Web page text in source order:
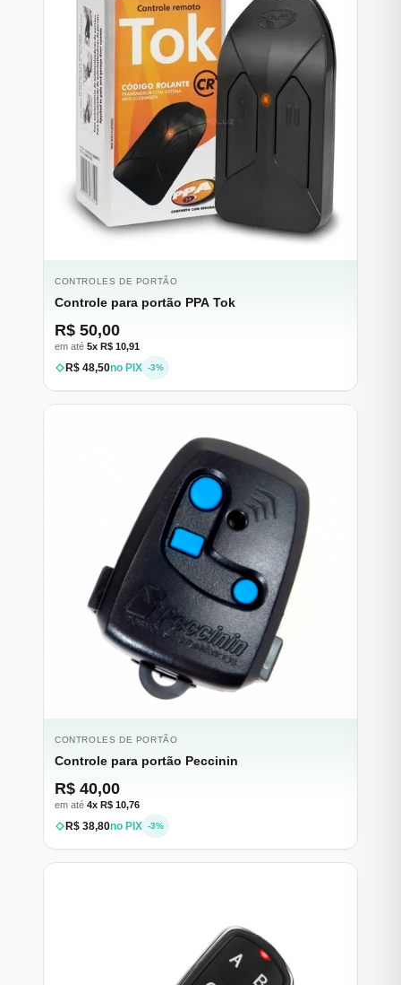
CONTROLES DE PORTÃO
Controle para portão PPA Tok
R$ 50,00
em até 5x R$ 10,91
R$ 48,50no PIX -3%
CONTROLES DE PORTÃO
Controle para portão Peccinin
R$ 40,00
em até 4x R$ 10,76
R$ 38,80no PIX -3%